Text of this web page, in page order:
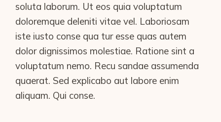
soluta laborum. Ut eos quia voluptatum
doloremque deleniti vitae vel. Laboriosam
iste iusto conse qua tur esse quas autem
dolor dignissimos molestiae. Ratione sint a
voluptatum nemo. Recu sandae assumenda
quaerat. Sed explicabo aut labore enim
aliquam. Qui conse.